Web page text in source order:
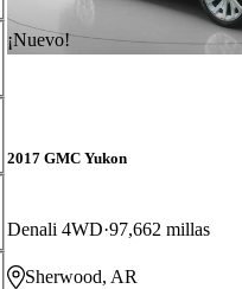
¡Nuevo!
2017 GMC Yukon
Denali 4WD 97,662 millas
Sherwood, AR